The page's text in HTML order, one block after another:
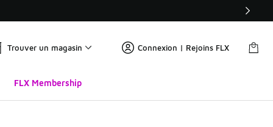
Trouver un magasin Connexion | Rejoins FLX
FLX Membership